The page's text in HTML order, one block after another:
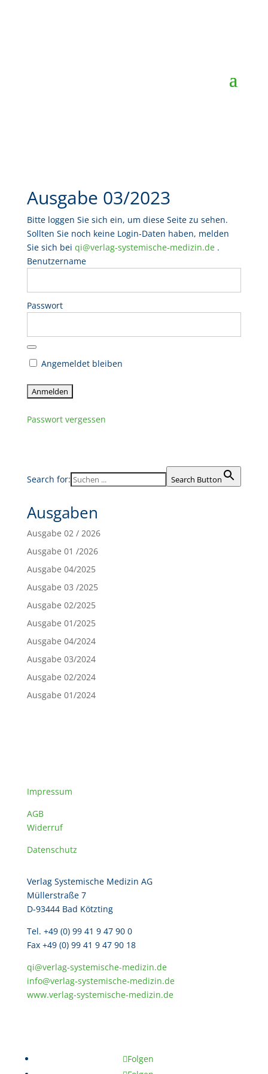
Ausgabe 03/2023
Bitte loggen Sie sich ein, um diese Seite zu sehen.
Sollten Sie noch keine Login-Daten haben, melden
Sie sich bei qi@verlag-systemische-medizin.de.
Benutzername
Passwort
Angemeldet bleiben
Passwort vergessen
Search for: Search Button
Ausgaben
Ausgabe 02 / 2026
Ausgabe 01 /2026
Ausgabe 04/2025
Ausgabe 03 /2025
Ausgabe 02/2025
Ausgabe 01/2025
Ausgabe 04/2024
Ausgabe 03/2024
Ausgabe 02/2024
Ausgabe 01/2024
Impressum
AGB
Widerruf
Datenschutz
Verlag Systemische Medizin AG
Müllerstraße 7
D-93444 Bad Kötzting
Tel. +49 (0) 99 41 9 47 90 0
Fax +49 (0) 99 41 9 47 90 18
qi@verlag-systemische-medizin.de
info@verlag-systemische-medizin.de
www.verlag-systemische-medizin.de
Folgen